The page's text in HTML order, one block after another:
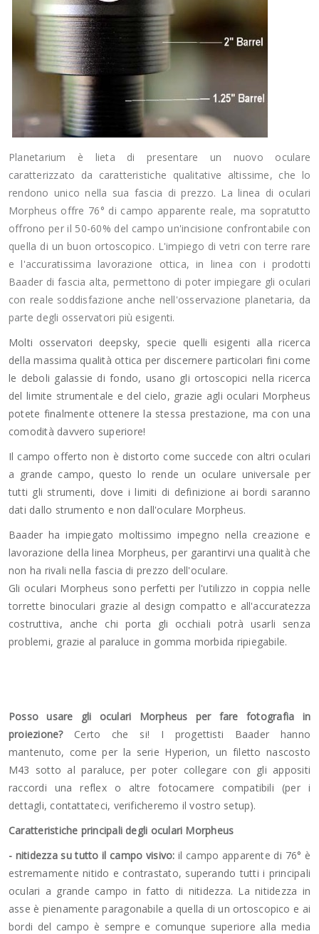
Planetarium è lieta di presentare un nuovo oculare
caratterizzato da caratteristiche qualitative altissime, che lo
rendono unico nella sua fascia di prezzo. La linea di oculari
Morpheus offre 76° di campo apparente reale, ma sopratutto
offrono per il 50-60% del campo un'incisione confrontabile con
quella di un buon ortoscopico. L'impiego di vetri con terre rare
e l'accuratissima lavorazione ottica, in linea con i prodotti
Baader di fascia alta, permettono di poter impiegare gli oculari
con reale soddisfazione anche nell'osservazione planetaria, da
parte degli osservatori più esigenti.
Molti osservatori deepsky, specie quelli esigenti alla ricerca
della massima qualità ottica per discernere particolari fini come
le deboli galassie di fondo, usano gli ortoscopici nella ricerca
del limite strumentale e del cielo, grazie agli oculari Morpheus
potete finalmente ottenere la stessa prestazione, ma con una
comodità davvero superiore!
Il campo offerto non è distorto come succede con altri oculari
a grande campo, questo lo rende un oculare universale per
tutti gli strumenti, dove i limiti di definizione ai bordi saranno
dati dallo strumento e non dall'oculare Morpheus.
Baader ha impiegato moltissimo impegno nella creazione e
lavorazione della linea Morpheus, per garantirvi una qualità che
non ha rivali nella fascia di prezzo dell'oculare.
Gli oculari Morpheus sono perfetti per l'utilizzo in coppia nelle
torrette binoculari grazie al design compatto e all'accuratezza
costruttiva, anche chi porta gli occhiali potrà usarli senza
problemi, grazie al paraluce in gomma morbida ripiegabile.
Posso usare gli oculari Morpheus per fare fotografia in
proiezione?Certo che si! I progettisti Baader hanno
mantenuto, come per la serie Hyperion, un filetto nascosto
M43 sotto al paraluce, per poter collegare con gli appositi
raccordi una reflex o altre fotocamere compatibili (per i
dettagli, contattateci, verificheremo il vostro setup).
Caratteristiche principali degli oculari Morpheus
- nitidezza su tutto il campo visivo: il campo apparente di 76° è
estremamente nitido e contrastato, superando tutti i principali
oculari a grande campo in fatto di nitidezza. La nitidezza in
asse è pienamente paragonabile a quella di un ortoscopico e ai
bordi del campo è sempre e comunque superiore alla media